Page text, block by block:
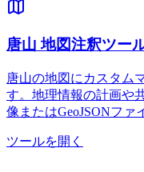
唐山 地図注釈ツー
唐山の地図にカスタム
す。地理情報の計画や
像またはGeoJSONファ
ツールを開く